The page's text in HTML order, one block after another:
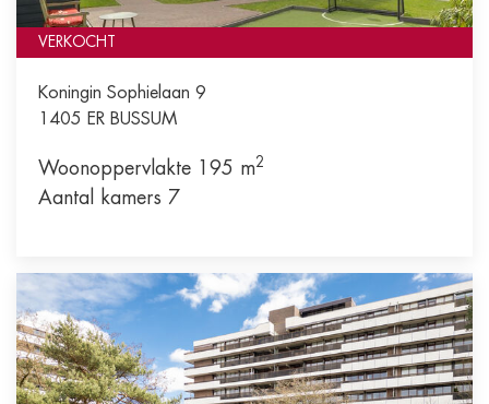
VERKOCHT
Koningin Sophielaan 9
1405 ER BUSSUM
Woonoppervlakte 195 m2
Aantal kamers 7